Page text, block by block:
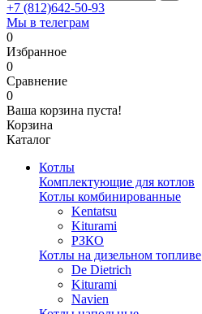
+7 (812)642-50-93
Мы в телеграм
0
Избранное
0
Сравнение
0
Ваша корзина пуста!
Корзина
Каталог
Котлы
Комплектующие для котлов
Котлы комбинированные
Kentatsu
Kiturami
РЗКО
Котлы на дизельном топливе
De Dietrich
Kiturami
Navien